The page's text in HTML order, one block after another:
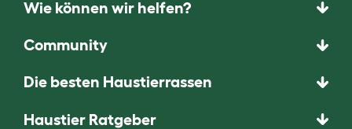
Wie können wir helfen?
Community
Die besten Haustierrassen
Haustier Ratgeber